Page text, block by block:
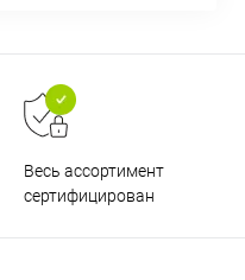
Весь ассортимент
сертифицирован